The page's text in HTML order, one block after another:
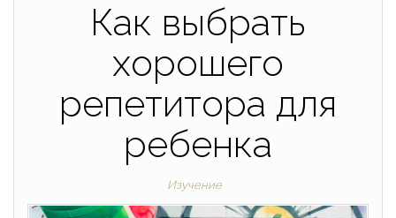
Как выбрать
хорошего
репетитора для
ребенка
Изучение